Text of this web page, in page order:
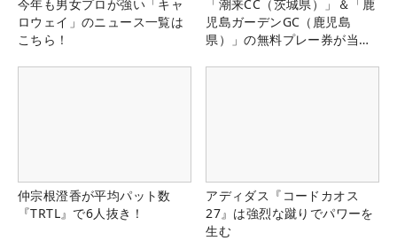
今年も男女プロが強い「キャ
ロウェイ」のニュース一覧は
こちら！
「潮来CC（茨城県）」＆「鹿
児島ガーデンGC（鹿児島
県）」の無料プレー券が当た
仲宗根澄香が平均パット数
『TRTL』で6人抜き！
アディダス『コードカオス
27』は強烈な蹴りでパワーを
生む